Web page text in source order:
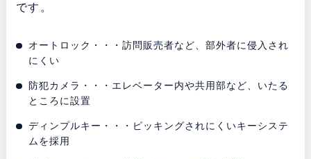
です。
オートロック・・・訪問販売者など、部外者に侵入され
にくい
防犯カメラ・・・エレベーター内や共用部など、いたる
ところに設置
ディンプルキー・・・ピッキングされにくいキーシステ
ムを採用